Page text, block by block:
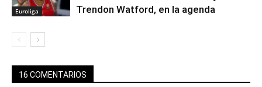
Euroliga
Trendon Watford, en la agenda
16 COMENTARIOS